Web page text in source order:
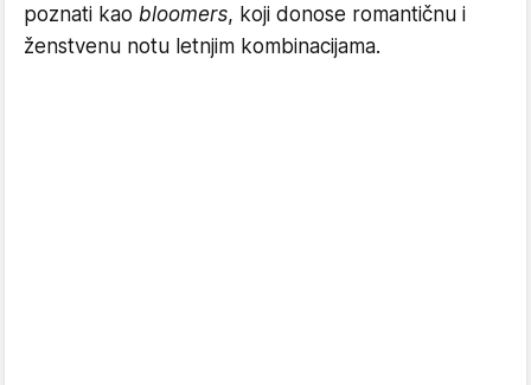
poznati kao bloomers, koji donose romantičnu i
ženstvenu notu letnjim kombinacijama.